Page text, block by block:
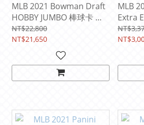
MLB 2021 Bowman Draft
HOBBY JUMBO 棒球卡 卡
盒 ( 每盒 平均有 3張 簽名
卡 ! )
NT$22,800
NT$21,650
MLB
Extra
卡盒 (
+ 2張